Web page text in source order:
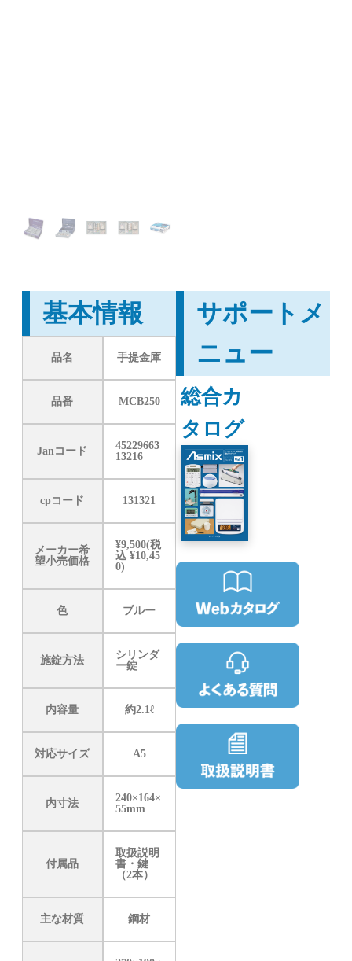
基本情報
品名 手提金庫
品番 MCB250
Janコード
45229663
13216
cpコード 131321
メーカー希
望小売価格
¥9,500(税
込 ¥10,45
0)
色 ブルー
施錠方法
シリンダ
ー錠
内容量 約2.1ℓ
対応サイズ A5
内寸法
240×164×
55mm
付属品
取扱説明
書・鍵
（2本）
主な材質 鋼材
サポートメ
ニュー
総合カ
タログ